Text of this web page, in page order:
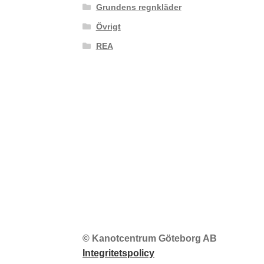
Grundens regnkläder
Övrigt
REA
© Kanotcentrum Göteborg AB
Integritetspolicy